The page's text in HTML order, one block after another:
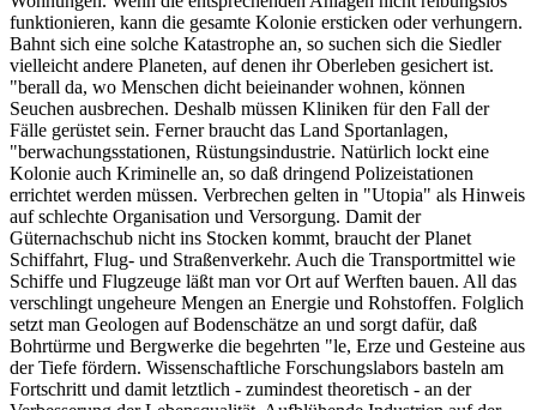
funktionieren, kann die gesamte Kolonie ersticken oder verhungern.
Bahnt sich eine solche Katastrophe an, so suchen sich die Siedler
vielleicht andere Planeten, auf denen ihr Oberleben gesichert ist.
"berall da, wo Menschen dicht beieinander wohnen, können
Seuchen ausbrechen. Deshalb müssen Kliniken für den Fall der
Fälle gerüstet sein. Ferner braucht das Land Sportanlagen,
"berwachungsstationen, Rüstungsindustrie. Natürlich lockt eine
Kolonie auch Kriminelle an, so daß dringend Polizeistationen
errichtet werden müssen. Verbrechen gelten in "Utopia" als Hinweis
auf schlechte Organisation und Versorgung. Damit der
Güternachschub nicht ins Stocken kommt, braucht der Planet
Schiffahrt, Flug- und Straßenverkehr. Auch die Transportmittel wie
Schiffe und Flugzeuge läßt man vor Ort auf Werften bauen. All das
verschlingt ungeheure Mengen an Energie und Rohstoffen. Folglich
setzt man Geologen auf Bodenschätze an und sorgt dafür, daß
Bohrtürme und Bergwerke die begehrten "le, Erze und Gesteine aus
der Tiefe fördern. Wissenschaftliche Forschungslabors basteln am
Fortschritt und damit letztlich - zumindest theoretisch - an der